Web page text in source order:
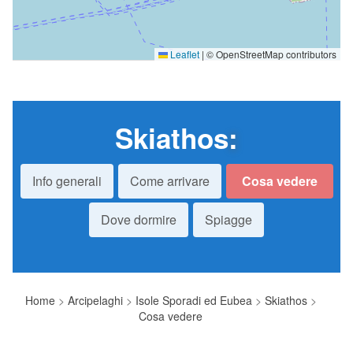
Leaflet | © OpenStreetMap contributors
Skiathos:
Info generali Come arrivare Cosa vedere
Dove dormire Spiagge
Home> Arcipelaghi> Isole Sporadi ed Eubea> Skiathos>
Cosa vedere